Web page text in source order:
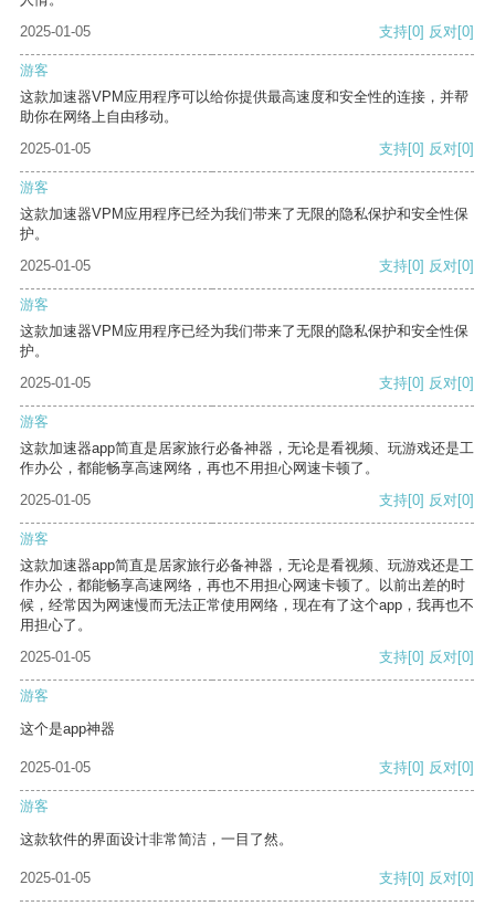
2025-01-05
支持[0] 反对[0]
游客
这款加速器VPM应用程序可以给你提供最高速度和安全性的连接，并帮
助你在网络上自由移动。
2025-01-05
支持[0] 反对[0]
游客
这款加速器VPM应用程序已经为我们带来了无限的隐私保护和安全性保
护。
2025-01-05
支持[0] 反对[0]
游客
这款加速器VPM应用程序已经为我们带来了无限的隐私保护和安全性保
护。
2025-01-05
支持[0] 反对[0]
游客
这款加速器app简直是居家旅行必备神器，无论是看视频、玩游戏还是工
作办公，都能畅享高速网络，再也不用担心网速卡顿了。
2025-01-05
支持[0] 反对[0]
游客
这款加速器app简直是居家旅行必备神器，无论是看视频、玩游戏还是工
作办公，都能畅享高速网络，再也不用担心网速卡顿了。以前出差的时
候，经常因为网速慢而无法正常使用网络，现在有了这个app，我再也不
用担心了。
2025-01-05
支持[0] 反对[0]
游客
这个是app神器
2025-01-05 支持[0] 反对[0]
游客
这款软件的界面设计非常简洁，一目了然。
2025-01-05 支持[0] 反对[0]